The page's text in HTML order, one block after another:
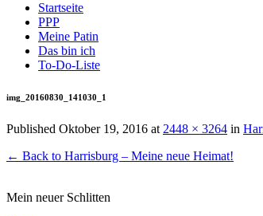
Startseite
PPP
Meine Patin
Das bin ich
To-Do-Liste
img_20160830_141030_1
Published Oktober 19, 2016 at 2448 × 3264 in
← Back to Harrisburg – Meine neue Heimat!
Mein neuer Schlitten